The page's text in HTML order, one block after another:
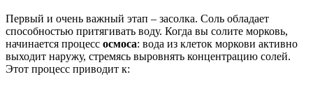
Первый и очень важный этап – засолка. Соль обладает
способностью притягивать воду. Когда вы солите морковь,
начинается процесс осмоса: вода из клеток моркови активно
выходит наружу, стремясь выровнять концентрацию солей.
Этот процесс приводит к: